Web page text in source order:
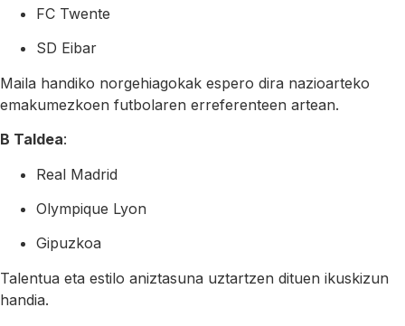
FC Twente
SD Eibar
Maila handiko norgehiagokak espero dira nazioarteko
emakumezkoen futbolaren erreferenteen artean.
B Taldea:
Real Madrid
Olympique Lyon
Gipuzkoa
Talentua eta estilo aniztasuna uztartzen dituen ikuskizun
handia.